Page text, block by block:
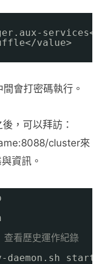
services<
/value>
會打密碼執行。
，可以拜訪：
cluster來
資訊。
看歷史運作紀錄
.sh start